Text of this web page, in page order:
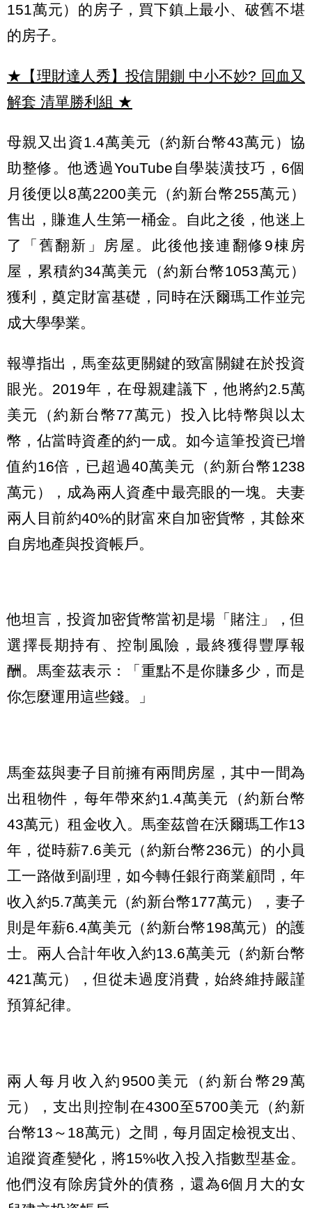
151萬元）的房子，買下鎮上最小、破舊不堪
的房子。
★【理財達人秀】投信開鍘 中小不妙? 回血又
解套 清單勝利組 ★
母親又出資1.4萬美元（約新台幣43萬元）協
助整修。他透過YouTube自學裝潢技巧，6個
月後便以8萬2200美元（約新台幣255萬元）
售出，賺進人生第一桶金。自此之後，他迷上
了「舊翻新」房屋。此後他接連翻修9棟房
屋，累積約34萬美元（約新台幣1053萬元）
獲利，奠定財富基礎，同時在沃爾瑪工作並完
成大學學業。
報導指出，馬奎茲更關鍵的致富關鍵在於投資
眼光。2019年，在母親建議下，他將約2.5萬
美元（約新台幣77萬元）投入比特幣與以太
幣，佔當時資產的約一成。如今這筆投資已增
值約16倍，已超過40萬美元（約新台幣1238
萬元），成為兩人資產中最亮眼的一塊。夫妻
兩人目前約40%的財富來自加密貨幣，其餘來
自房地產與投資帳戶。
他坦言，投資加密貨幣當初是場「賭注」，但
選擇長期持有、控制風險，最終獲得豐厚報
酬。馬奎茲表示：「重點不是你賺多少，而是
你怎麼運用這些錢。」
馬奎茲與妻子目前擁有兩間房屋，其中一間為
出租物件，每年帶來約1.4萬美元（約新台幣
43萬元）租金收入。馬奎茲曾在沃爾瑪工作13
年，從時薪7.6美元（約新台幣236元）的小員
工一路做到副理，如今轉任銀行商業顧問，年
收入約5.7萬美元（約新台幣177萬元），妻子
則是年薪6.4萬美元（約新台幣198萬元）的護
士。兩人合計年收入約13.6萬美元（約新台幣
421萬元），但從未過度消費，始終維持嚴謹
預算紀律。
兩人每月收入約9500美元（約新台幣29萬
元），支出則控制在4300至5700美元（約新
台幣13～18萬元）之間，每月固定檢視支出、
追蹤資產變化，將15%收入投入指數型基金。
他們沒有除房貸外的債務，還為6個月大的女